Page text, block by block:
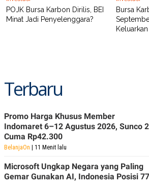
PEMBERITAAN
SIBER
POJK Bursa Karbon Dirilis, BEI
Minat Jadi Penyelenggara?
Bursa
Terbaru
Promo Harga Khusus Member
Indomaret 6–12 Agustus 2026, Sunco
Cuma Rp42.300
BelanjaOn | 11 Menit lalu
Microsoft Ungkap Negara yang Paling
Gemar Gunakan AI, Indonesia Posisi 77